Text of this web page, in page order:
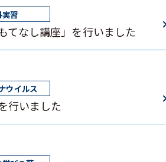
てなし講座」を行いました
行いました